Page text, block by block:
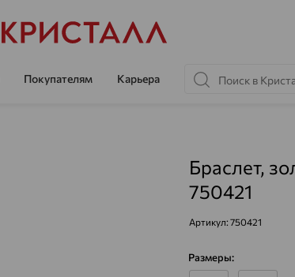
Покупателям Карьера
Браслет,
750421
Артикул: 750421
Размеры: